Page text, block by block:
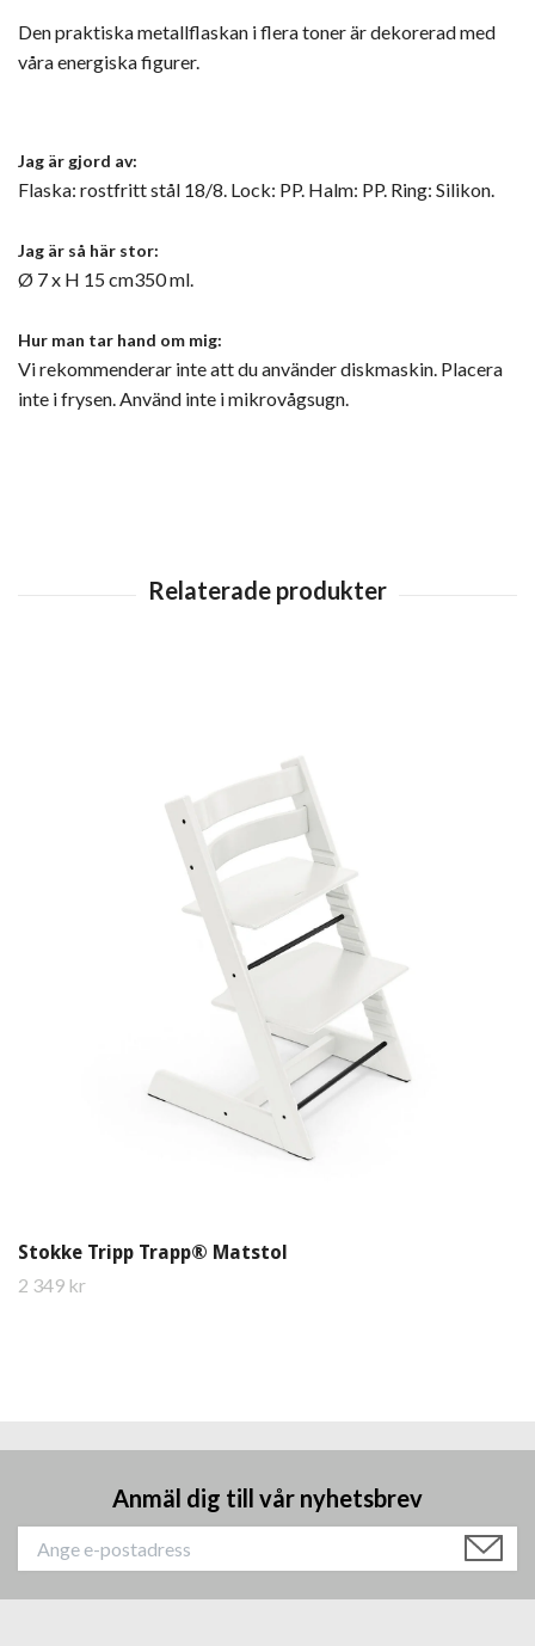
Den praktiska metallflaskan i flera toner är dekorerad med
våra energiska figurer.
Jag är gjord av:
Flaska: rostfritt stål 18/8. Lock: PP. Halm: PP. Ring: Silikon.
Jag är så här stor:
Ø 7 x H 15 cm350 ml.
Hur man tar hand om mig:
Vi rekommenderar inte att du använder diskmaskin. Placera
inte i frysen. Använd inte i mikrovågsugn.
Stokke Tripp Trapp® Matstol
2 349 kr
Anmäl dig till vår nyhetsbrev